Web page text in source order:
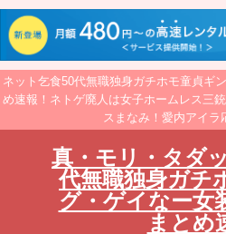
ネット乞食50代無職独身ガチホモ童貞ギ
め速報！ネトゲ廃人は女子ホームレス三
スまなみ！愛内アイラ
真・モリ・タダ
代無職独身ガチ
グ・ゲイなー女
まとめ